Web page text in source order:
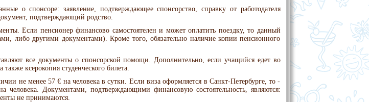
о спонсоре: заявление, подтверждающее спонсорство, справку от работодателя
подтверждающий родство.
Если пенсионер финансово самостоятелен и может оплатить поездку, то данный
либо другими документами). Кроме того, обязательно наличие копии пенсионного
все документы о спонсорской помощи. Дополнительно, если учащийся едет во
ксерокопия студенческого билета.
не менее 57 € на человека в сутки. Если виза оформляется в Санкт-Петербурге, то -
Документами, подтверждающими финансовую состоятельность, являются:
не принимаются.